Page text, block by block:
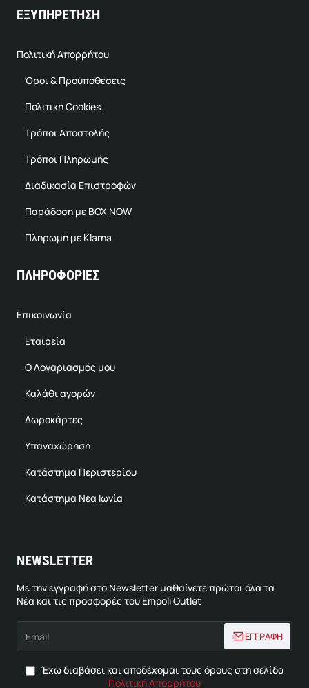
ΕΞΥΠΗΡΕΤΗΣΗ
Πολιτική Απορρήτου
Όροι & Προϋποθέσεις
Πολιτική Cookies
Τρόποι Αποστολής
Τρόποι Πληρωμής
Διαδικασία Επιστροφών
Παράδοση με BOX NOW
Πληρωμή με Klarna
ΠΛΗΡΟΦΟΡΙΕΣ
Επικοινωνία
Εταιρεία
Ο Λογαριασμός μου
Καλάθι αγορών
Δωροκάρτες
Υπαναχώρηση
Κατάστημα Περιστερίου
Κατάστημα Νεα Ιωνία
NEWSLETTER
Με την εγγραφή στο Newsletter μαθαίνετε πρώτοι όλα τα
Νέα και τις προσφορές του Empoli Outlet
ΕΓΓΡΑΦΗ
Έχω διαβάσει και αποδέχομαι τους όρους στη σελίδα
Πολιτική Απορρήτου